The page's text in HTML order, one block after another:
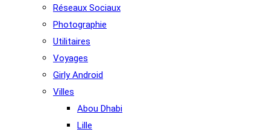
Réseaux Sociaux
Photographie
Utilitaires
Voyages
Girly Android
Villes
Abou Dhabi
Lille